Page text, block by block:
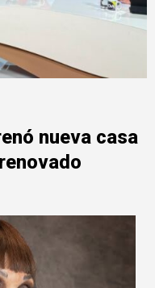
nueva casa